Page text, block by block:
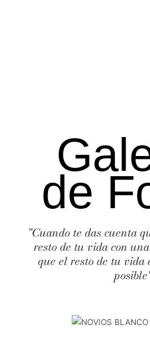
de
"Cuando te das cuenta
resto de tu vida con
que el resto de tu vida